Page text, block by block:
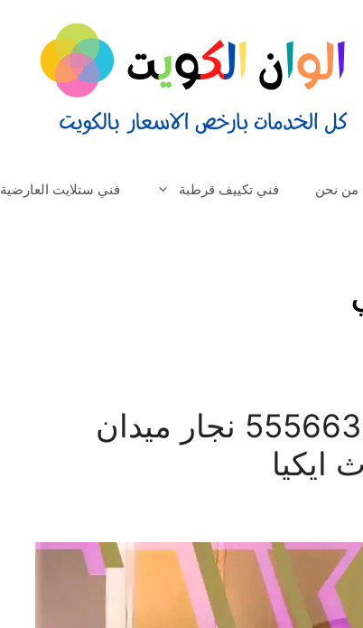
من نحن فني تكييف قرطبة فني ستلايت العارضية
فتح اقفال ميدان حولي 55566392 نجار ميدان
ايكيا